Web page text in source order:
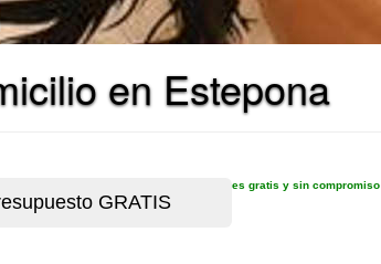
en Estepona
es gratis y sin compromiso